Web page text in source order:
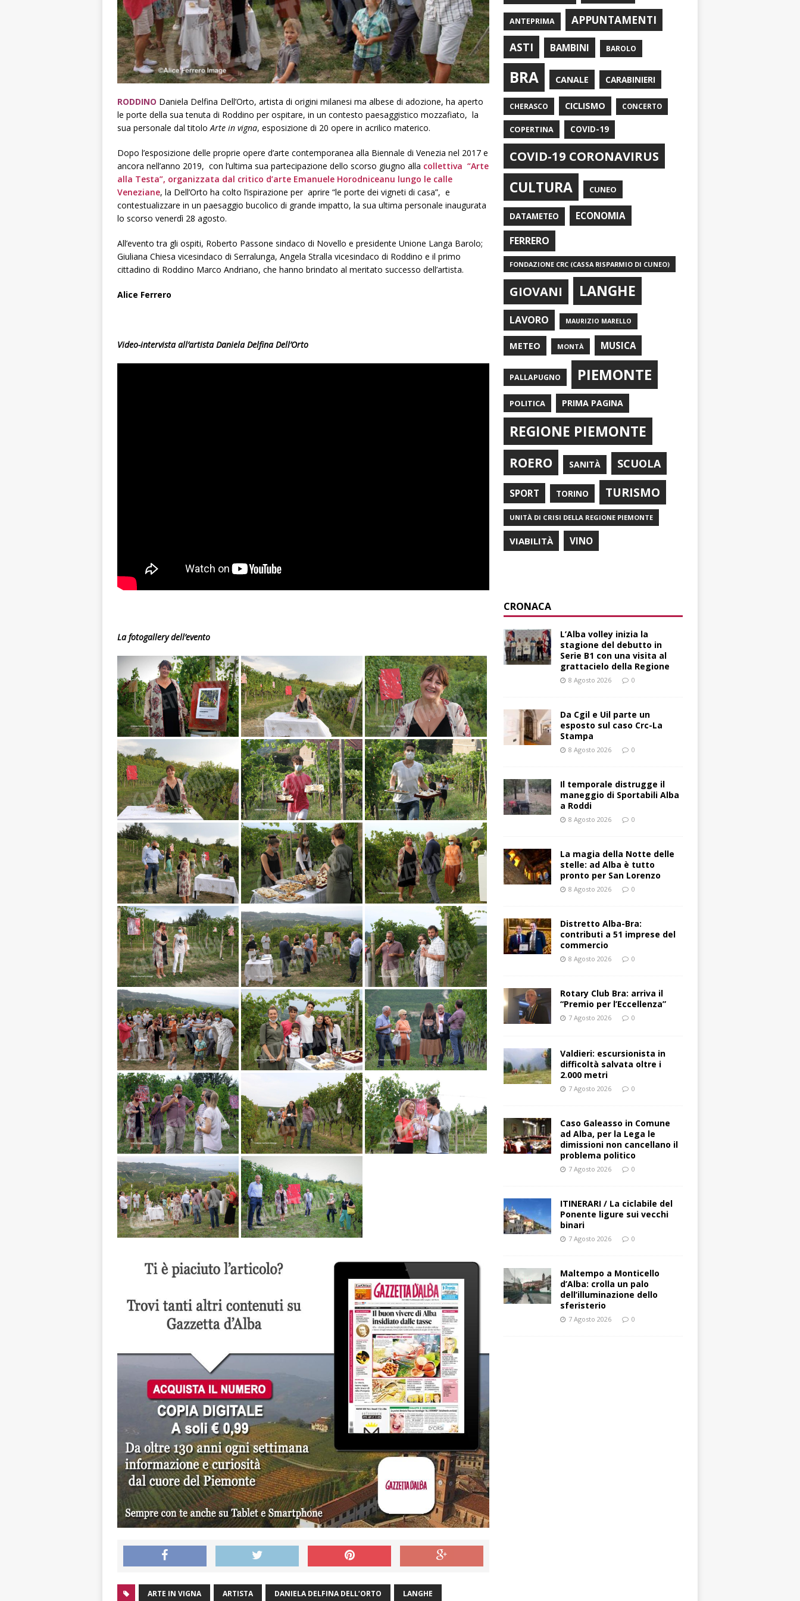
RODDINO Daniela Delfina Dell’Orto, artista di origini milanesi ma albese di adozione, ha aperto
le porte della sua tenuta di Roddino per ospitare, in un contesto paesaggistico mozzafiato, la
sua personale dal titolo Arte in vigna, esposizione di 20 opere in acrilico materico.
Dopo l’esposizione delle proprie opere d’arte contemporanea alla Biennale di Venezia nel 2017 e
ancora nell’anno 2019, con l’ultima sua partecipazione dello scorso giugno alla collettiva “Arte
alla Testa”, organizzata dal critico d’arte Emanuele Horodniceanu lungo le calle
Veneziane, la Dell’Orto ha colto l’ispirazione per aprire “le porte dei vigneti di casa”, e
contestualizzare in un paesaggio bucolico di grande impatto, la sua ultima personale inaugurata
lo scorso venerdì 28 agosto.
All’evento tra gli ospiti, Roberto Passone sindaco di Novello e presidente Unione Langa Barolo;
Giuliana Chiesa vicesindaco di Serralunga, Angela Stralla vicesindaco di Roddino e il primo
cittadino di Roddino Marco Andriano, che hanno brindato al meritato successo dell’artista.
Alice Ferrero
Video-intervista all’artista Daniela Delfina Dell’Orto
La fotogallery dell’evento
ARTE IN VIGNA ARTISTA DANIELA DELFINA DELL’ORTO LANGHE
ANTEPRIMA
APPUNTAMENTI
ASTI
BAMBINI BAROLO
BRA CANALE CARABINIERI
CHERASCO CICLISMO CONCERTO
COPERTINA COVID-19
COVID-19 CORONAVIRUS
CULTURA CUNEO
DATAMETEO ECONOMIA
FERRERO
FONDAZIONE CRC (CASSA RISPARMIO DI CUNEO)
GIOVANI LANGHE
LAVORO MAURIZIO MARELLO
METEO MONTÀ MUSICA
PALLAPUGNO PIEMONTE
POLITICA PRIMA PAGINA
REGIONE PIEMONTE
ROERO SANITÀ SCUOLA
SPORT TORINO TURISMO
UNITÀ DI CRISI DELLA REGIONE PIEMONTE
VIABILITÀ VINO
CRONACA
L’Alba volley inizia la
stagione del debutto in
Serie B1 con una visita al
grattacielo della Regione
8 Agosto 2026 0
Da Cgil e Uil parte un
esposto sul caso Crc-La
Stampa
8 Agosto 2026 0
Il temporale distrugge il
maneggio di Sportabili Alba
a Roddi
8 Agosto 2026 0
La magia della Notte delle
stelle: ad Alba è tutto
pronto per San Lorenzo
8 Agosto 2026 0
Distretto Alba-Bra:
contributi a 51 imprese del
commercio
8 Agosto 2026 0
Rotary Club Bra: arriva il
“Premio per l’Eccellenza”
7 Agosto 2026 0
Valdieri: escursionista in
difficoltà salvata oltre i
2.000 metri
7 Agosto 2026 0
Caso Galeasso in Comune
ad Alba, per la Lega le
dimissioni non cancellano il
problema politico
7 Agosto 2026 0
ITINERARI / La ciclabile del
Ponente ligure sui vecchi
binari
7 Agosto 2026 0
Maltempo a Monticello
d’Alba: crolla un palo
dell’illuminazione dello
sferisterio
7 Agosto 2026 0